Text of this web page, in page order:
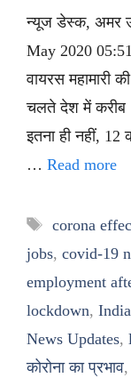
न्यूज डेस्क, अमर
May 2020
वायरस महामारी
चलते देश में करीब
इतना ही नहीं,
… Read more
Tags
corona
jobs, covid-19
employment
lockdown,
News Updates,
कोरोना का प्रभाव